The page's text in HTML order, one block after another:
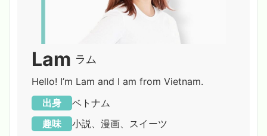
Lam ラム
Hello! I’m Lam and I am from Vietnam.
出身
ベトナム
趣味
小説、漫画、スイーツ